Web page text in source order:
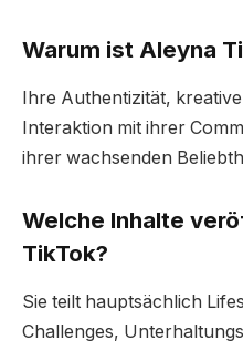
Warum ist Aleyna
Ihre Authentizität,
Interaktion mit ihrer
ihrer wachsenden
Welche Inhalte
TikTok?
Sie teilt hauptsächlich
Challenges,